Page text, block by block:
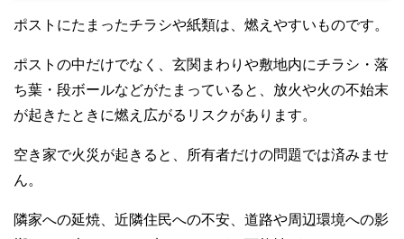
ポストにたまったチラシや紙類は、燃えやすいものです。
ポストの中だけでなく、玄関まわりや敷地内にチラシ・落
ち葉・段ボールなどがたまっていると、放火や火の不始末
が起きたときに燃え広がるリスクがあります。
空き家で火災が起きると、所有者だけの問題では済みませ
ん。
隣家への延焼、近隣住民への不安、道路や周辺環境への影